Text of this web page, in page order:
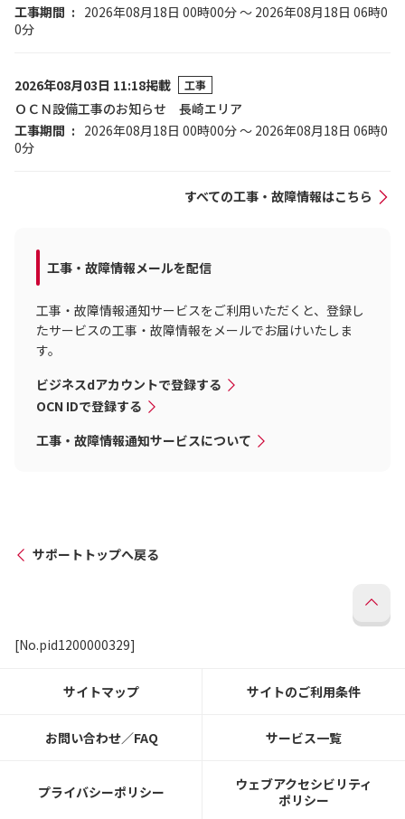
工事期間
2026年08月18日 00時00分 ～ 2026年08月18日 06時0
0分
2026年08月03日 11:18掲載 工事
ＯＣＮ設備工事のお知らせ 長崎エリア
工事期間
2026年08月18日 00時00分 ～ 2026年08月18日 06時0
0分
すべての工事・故障情報はこちら
工事・故障情報メールを配信
工事・故障情報通知サービスをご利用いただくと、登録し
たサービスの工事・故障情報をメールでお届けいたしま
す。
ビジネスdアカウントで登録する
OCN IDで登録する
工事・故障情報通知サービスについて
サポートトップへ戻る
[No.pid1200000329]
サイトマップ サイトのご利用条件
お問い合わせ／FAQ サービス一覧
プライバシーポリシー
ウェブアクセシビリティ
ポリシー